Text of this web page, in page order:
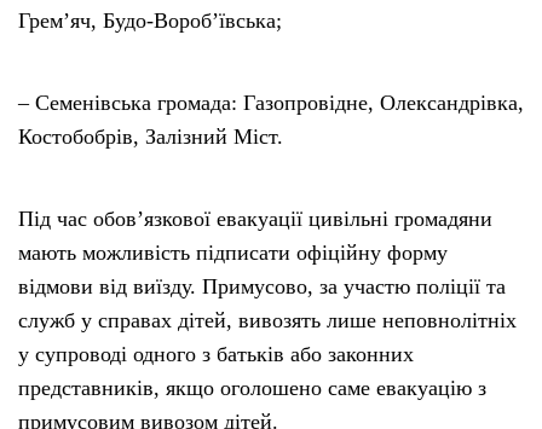
Грем’яч, Будо-Воробʼївська;
– Семенівська громада: Газопровідне, Олександрівка,
Костобобрів, Залізний Міст.
Під час обов’язкової евакуації цивільні громадяни
мають можливість підписати офіційну форму
відмови від виїзду. Примусово, за участю поліції та
служб у справах дітей, вивозять лише неповнолітніх
у супроводі одного з батьків або законних
представників, якщо оголошено саме евакуацію з
примусовим вивозом дітей.